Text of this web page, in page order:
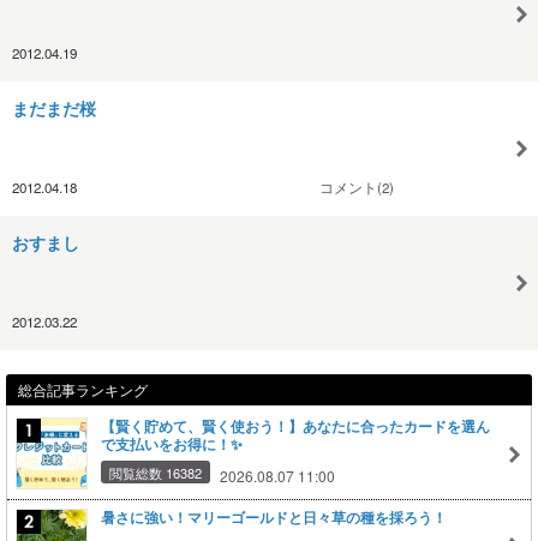
2012.04.19
まだまだ桜
2012.04.18 コメント(2)
おすまし
2012.03.22
総合記事ランキング
【賢く貯めて、賢く使おう！】あなたに合ったカードを選ん
で支払いをお得に！✨
閲覧総数 16382 2026.08.07 11:00
暑さに強い！マリーゴールドと日々草の種を採ろう！